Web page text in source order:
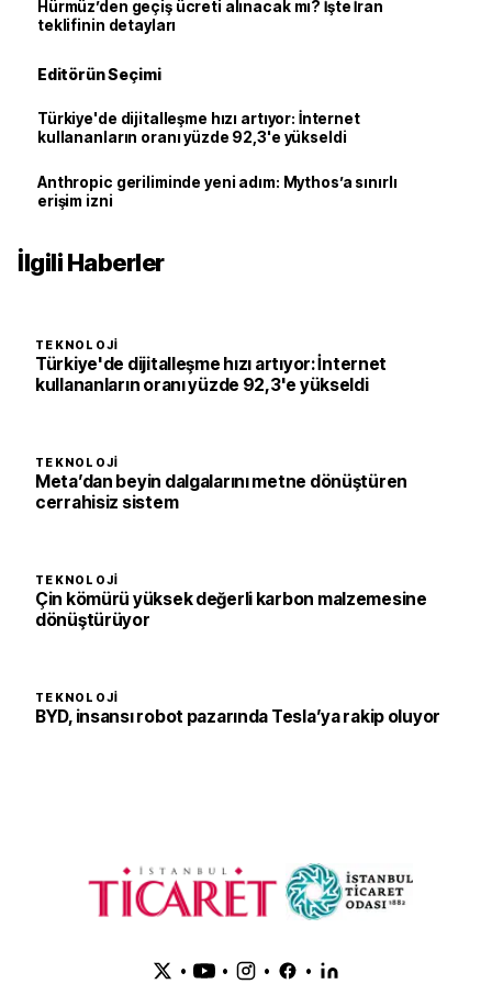
Hürmüz’den geçiş ücreti alınacak mı? İşte İran
teklifinin detayları
Editörün Seçimi
Türkiye'de dijitalleşme hızı artıyor: İnternet
kullananların oranı yüzde 92,3'e yükseldi
Anthropic geriliminde yeni adım: Mythos’a sınırlı
erişim izni
İlgili Haberler
TEKNOLOJI
Türkiye'de dijitalleşme hızı artıyor: İnternet
kullananların oranı yüzde 92,3'e yükseldi
TEKNOLOJI
Meta’dan beyin dalgalarını metne dönüştüren
cerrahisiz sistem
TEKNOLOJI
Çin kömürü yüksek değerli karbon malzemesine
dönüştürüyor
TEKNOLOJI
BYD, insansı robot pazarında Tesla’ya rakip oluyor
• • • •